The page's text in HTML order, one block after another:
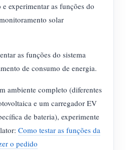
experimentar as funções do
solar
as funções do sistema
de consumo de energia.
ambiente completo (diferentes
e um carregador EV
de bateria), experimente
Como testar as funções da
o pedido